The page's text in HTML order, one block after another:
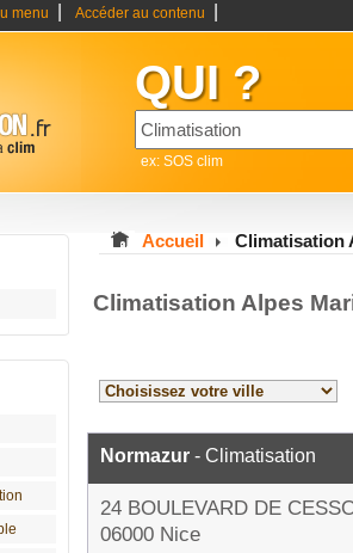
menu Accéder au contenu
QUI ?
ex: SOS clim
Accueil Climatisation
Climatisation Alpes
Normazur - Climatisation
24 BOULEVARD DE
06000 Nice